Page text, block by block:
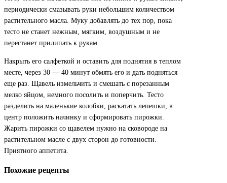
периодически смазывать руки небольшим количеством
растительного масла. Муку добавлять до тех пор, пока
тесто не станет нежным, мягким, воздушным и не
перестанет прилипать к рукам.
Накрыть его салфеткой и оставить для поднятия в теплом
месте, через 30 — 40 минут обмять его и дать подняться
еще раз. Щавель измельчить и смешать с порезанным
мелко яйцом, немного посолить и поперчить. Тесто
разделить на маленькие колобки, раскатать лепешки, в
центр положить начинку и сформировать пирожки.
Жарить пирожки со щавелем нужно на сковороде на
растительном масле с двух сторон до готовности.
Приятного аппетита.
Похожие рецепты